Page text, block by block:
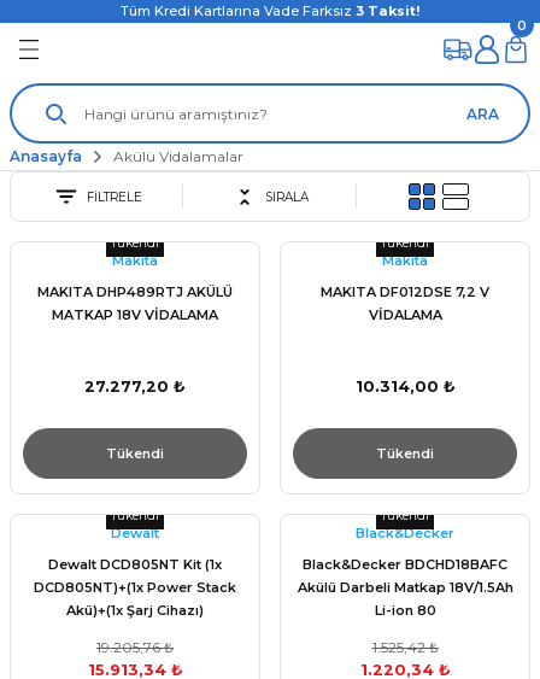
Tüm Kredi Kartlarına Vade Farksız 3 Taksit!
ARA
0
Anasayfa Akülü Vidalamalar
FİLTRELE SIRALA
Tükendi
Makita
MAKITA DHP489RTJ AKÜLÜ
MATKAP 18V VİDALAMA
27.277,20 ₺
Tükendi
Tükendi
Makita
MAKITA DF012DSE 7,2 V
VİDALAMA
10.314,00 ₺
Tükendi
Tükendi
Dewalt
Dewalt DCD805NT Kit (1x
DCD805NT)+(1x Power Stack
Akü)+(1x Şarj Cihazı)
19.205,76 ₺
15.913,34 ₺
Tükendi
Black&Decker
Black&Decker BDCHD18BAFC
Akülü Darbeli Matkap 18V/1.5Ah
Li-ion 80
1.525,42 ₺
1.220,34 ₺